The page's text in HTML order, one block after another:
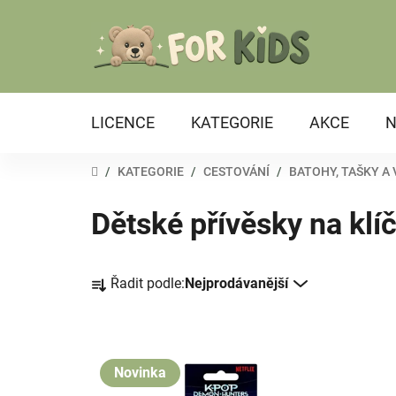
LICENCE KATEGORIE AKCE
DOMŮ
/ KATEGORIE / CESTOVÁNÍ / BATOHY, TAŠKY A
Dětské přívěsky na
a
n
Řadit podle: Nejprodávanější
ý
Novinka